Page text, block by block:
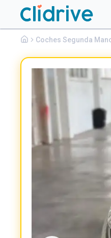
Coches Segunda
MercedesClase
A 180 CDI